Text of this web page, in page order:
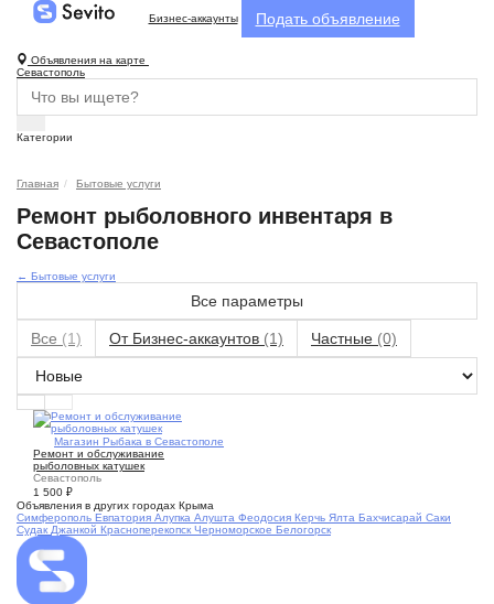
Бизнес-аккаунты Подать объявление
Объявления на карте
Севастополь
Категории
Главная Бытовые услуги
Ремонт рыболовного инвентаря в
Севастополе
← Бытовые услуги
Все параметры
Все (1) От Бизнес-аккаунтов (1) Частные (0)
Магазин Рыбака в Севастополе
Ремонт и обслуживание
рыболовных катушек
Севастополь
1 500 ₽
Объявления в других городах Крыма
Симферополь Евпатория Алупка Алушта Феодосия Керчь Ялта Бахчисарай Саки
Судак Джанкой Красноперекопск Черноморское Белогорск